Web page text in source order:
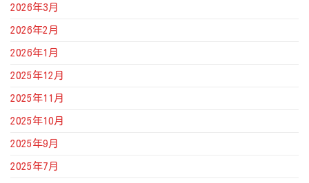
2026年3月
2026年2月
2026年1月
2025年12月
2025年11月
2025年10月
2025年9月
2025年7月